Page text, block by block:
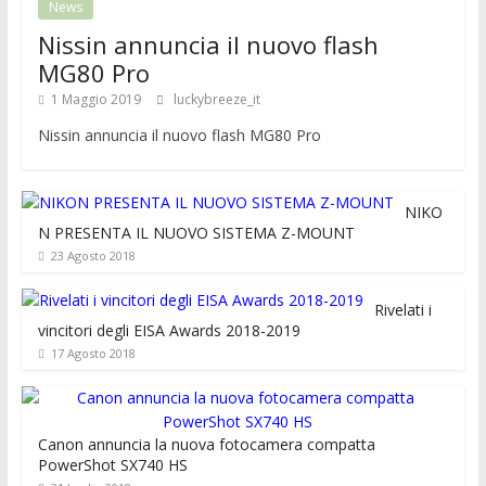
News
Nissin annuncia il nuovo flash
MG80 Pro
1 Maggio 2019 luckybreeze_it
Nissin annuncia il nuovo flash MG80 Pro
NIKO
N PRESENTA IL NUOVO SISTEMA Z-MOUNT
23 Agosto 2018
Rivelati i
vincitori degli EISA Awards 2018-2019
17 Agosto 2018
Canon annuncia la nuova fotocamera compatta
PowerShot SX740 HS